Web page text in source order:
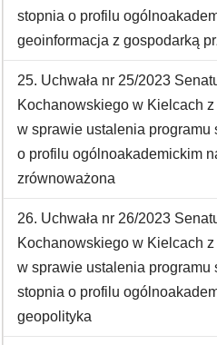
stopnia o profilu
geoinformacja z gospodarką
25. Uchwała nr 25/2023
Kochanowskiego w Kielcach
w sprawie ustalenia programu
o profilu ogólnoakademickim
zrównoważona
26. Uchwała nr 26/2023
Kochanowskiego w Kielcach
w sprawie ustalenia programu
stopnia o profilu
geopolityka